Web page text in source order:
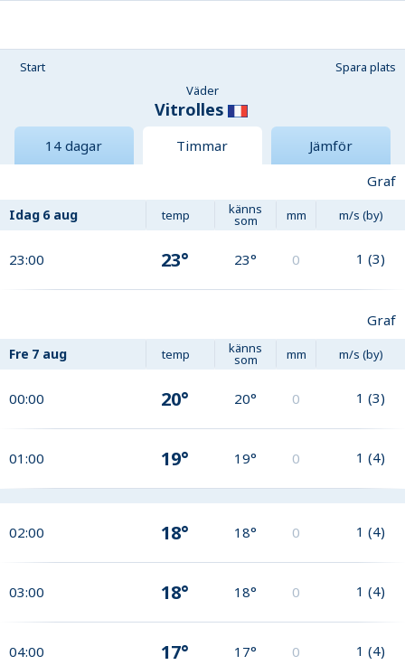
Start
Spara plats
Väder
Vitrolles
14 dagar Timmar
Jämför
Graf
Idag 6 aug temp känns
som mm m/s (by)
23:00 23° 23° 0 1 (3)
Graf
Fre 7 aug temp känns
som mm m/s (by)
00:00 20° 20° 0 1 (3)
01:00 19° 19° 0 1 (4)
02:00 18° 18° 0 1 (4)
03:00 18° 18° 0 1 (4)
04:00 17° 17° 0 1 (4)